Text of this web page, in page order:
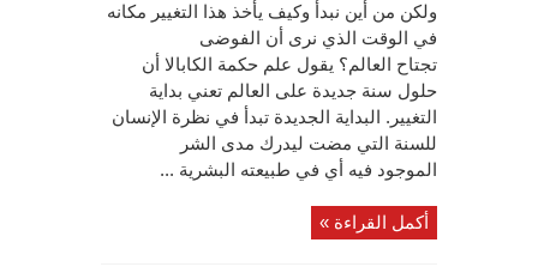
ولكن من أين نبدأ وكيف يأخذ هذا التغيير مكانه
في الوقت الذي نرى أن الفوضى
تجتاح العالم؟ يقول علم حكمة الكابالا أن
حلول سنة جديدة على العالم تعني بداية
التغيير. البداية الجديدة تبدأ في نظرة الإنسان
للسنة التي مضت ليدرك مدى الشر
الموجود فيه أي في طبيعته البشرية ...
أكمل القراءة »